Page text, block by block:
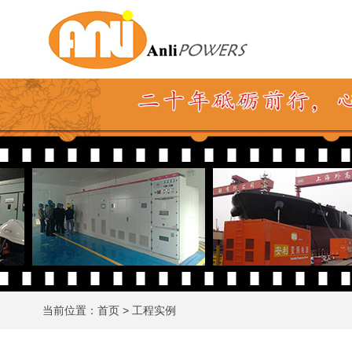
当前位置： 首页> 工程实例